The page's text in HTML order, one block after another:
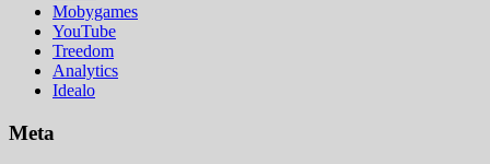
Mobygames
YouTube
Treedom
Analytics
Idealo
Meta